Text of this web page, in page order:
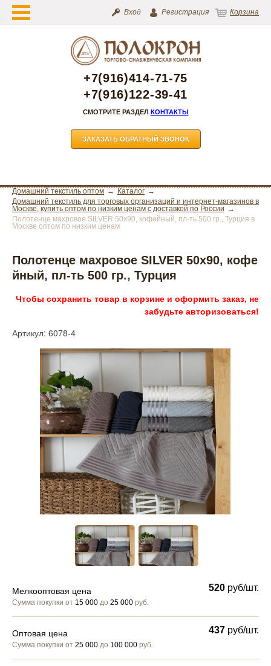
Вход Регистрация Корзина
+7(916)414-71-75
+7(916)122-39-41
СМОТРИТЕ РАЗДЕЛ КОНТАКТЫ
ЗАКАЗАТЬ ОБРАТНЫЙ ЗВОНОК
Домашний текстиль оптом
Каталог
Домашний текстиль для торговых организаций и интернет-магазинов в
Москве, купить оптом по низким ценам с доставкой по России
Полотенце махровое SILVER 50х90, кофейный, пл-ть 500 гр., Турция в
Москве оптом по низким ценам
Полотенце махровое SILVER 50х90, кофе
йный, пл-ть 500 гр., Турция
Чтобы сохранить товар в корзине и оформить заказ, не
забудьте авторизоваться!
Артикул: 6078-4
Мелкооптовая цена
Сумма покупки от 15 000 до 25 000 руб.
520 руб/шт.
Оптовая цена
Сумма покупки от 25 000 до 100 000 руб.
437 руб/шт.